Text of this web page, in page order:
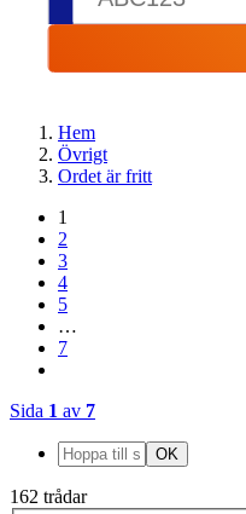
Hem
Övrigt
Ordet är fritt
1
2
3
4
5
…
7
Sida 1 av 7
162 trådar